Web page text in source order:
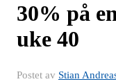
30% på
uke 40
Postet av Stian